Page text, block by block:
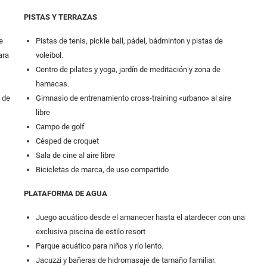
de
PISTAS Y TERRAZAS
Pistas de tenis, pickle ball, pádel, bádminton y pistas de
voleibol.
Centro de pilates y yoga, jardín de meditación y zona de
hamacas.
Gimnasio de entrenamiento cross-training «urbano» al aire
libre
Campo de golf
Césped de croquet
Sala de cine al aire libre
Bicicletas de marca, de uso compartido
PLATAFORMA DE AGUA
Juego acuático desde el amanecer hasta el atardecer con una
exclusiva piscina de estilo resort
Parque acuático para niños y río lento.
Jacuzzi y bañeras de hidromasaje de tamaño familiar.